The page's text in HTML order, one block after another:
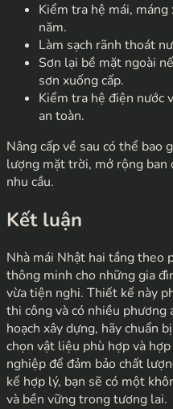
Kiểm tra hệ mái,
năm.
Làm sạch rãnh thoát
Sơn lại bề mặt ngoài
sơn xuống cấp.
Kiểm tra hệ điện nước
an toàn.
Nâng cấp về sau có thể bao
lượng mặt trời, mở rộng ban
nhu cầu.
Kết luận
Nhà mái Nhật hai tầng theo
thông minh cho những gia
vừa tiện nghi. Thiết kế này
thi công và có nhiều
hoạch xây dựng, hãy chuẩn
chọn vật liệu phù hợp và
nghiệp để đảm bảo chất
kế hợp lý, bạn sẽ có một
và bền vững trong tương lai.